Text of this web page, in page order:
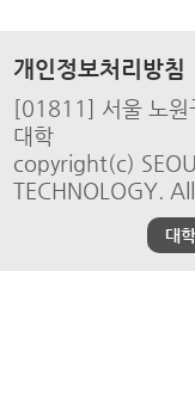
개인정보처리방침
[01811] 서울 노원
대학
copyright(c)
TECHNOLOGY.
대